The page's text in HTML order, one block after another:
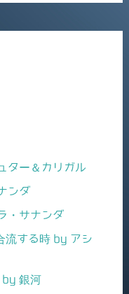
ター＆カリガル
ンダ
・サナンダ
流する時 by アシ
by 銀河